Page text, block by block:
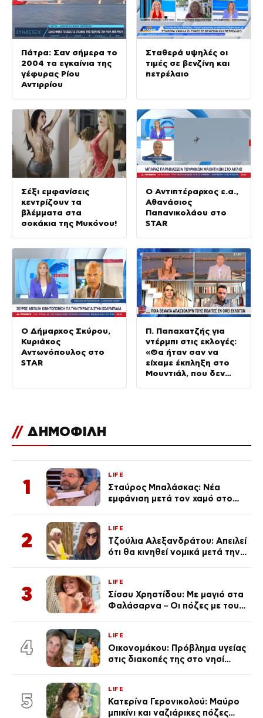
Πάτρα: Σαν σήμερα το
2004 τα εγκαίνια της
γέφυρας Ρίου
Αντιρρίου
Σταθερά υψηλές οι
τιμές σε βενζίνη και
πετρέλαιο
Σέξι εμφανίσεις
κεντρίζουν τα
βλέμματα στα
σοκάκια της Μυκόνου!
Ο Αντιπτέραρχος ε.α.,
Αθανάσιος
Παπανικολάου στο
STAR
Ο Δήμαρχος Σκύρου,
Κυριάκος
Αντωνόπουλος στο
STAR
Π. Παπαχατζής για
ντέρμπι στις εκλογές:
«Θα ήταν σαν να
είχαμε έκπληξη στο
Μουντιάλ, που δεν
// ΔΗΜΟΦΙΛΗ
1
LIFE
Σταύρος Μπαλάσκας: Νέα
εμφάνιση μετά τον χαμό στο
2
LIFE
Τζούλια Αλεξανδράτου: Απειλεί
ότι θα κινηθεί νομικά μετά την
3
LIFE
Σίσσυ Χρηστίδου: Με μαγιό στα
Φαλάσαρνα – Οι πόζες με τους
4
LIFE
Οικονομάκου: Πρόβλημα υγείας
στις διακοπές της στο νησί
5
LIFE
Κατερίνα Γερονικολού: Μαύρο
μπικίνι και ναζιάρικες πόζες